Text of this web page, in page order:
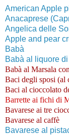
American Apple
Anacaprese
Angelica delle
Apple and pear
Babà
Babà al liquore
Babà al Marsala
Baci degli sposi (al
Baci al cioccolato
Barrette ai fichi di
Bavarese ai tre
Bavarese al caffè
Bavarese al